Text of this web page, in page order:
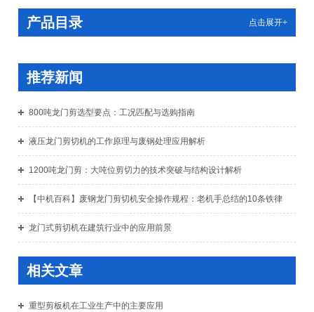
产品目录 点击展开+
推荐新闻
800吨龙门剪选型要点：工况匹配与选购指南
液压龙门剪切机的工作原理与废钢处理应用解析
1200吨龙门剪：大吨位剪切力的技术突破与结构设计解析
【中机百科】废钢龙门剪切机安全操作规程：老机手总结的10条铁律
龙门式剪切机在建筑行业中的应用前景
相关文章
重型剪板机在工业生产中的主要应用